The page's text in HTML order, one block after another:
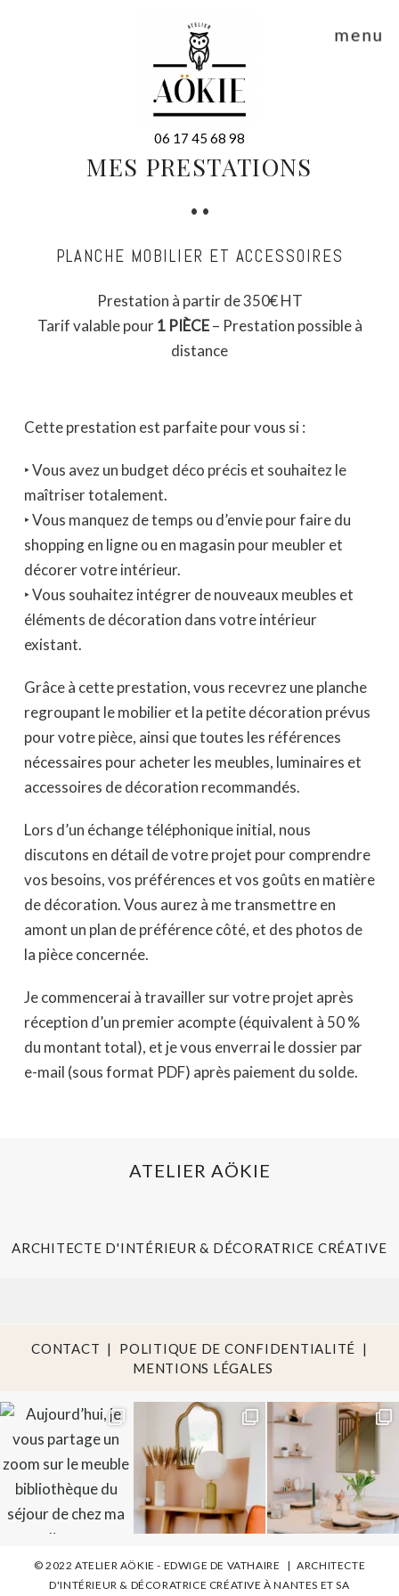
menu
06 17 45 68 98
MES PRESTATIONS
• •
PLANCHE MOBILIER ET ACCESSOIRES
Prestation à partir de 350€ HT
Tarif valable pour1 PIÈCE– Prestation possible à
distance
Cette prestation est parfaite pour vous si :
‣ Vous avez un budget déco précis et souhaitez le
maîtriser totalement.
‣ Vous manquez de temps ou d’envie pour faire du
shopping en ligne ou en magasin pour meubler et
décorer votre intérieur.
‣ Vous souhaitez intégrer de nouveaux meubles et
éléments de décoration dans votre intérieur
existant.
Grâce à cette prestation, vous recevrez une planche
regroupant le mobilier et la petite décoration prévus
pour votre pièce, ainsi que toutes les références
nécessaires pour acheter les meubles, luminaires et
accessoires de décoration recommandés.
Lors d’un échange téléphonique initial, nous
discutons en détail de votre projet pour comprendre
vos besoins, vos préférences et vos goûts en matière
de décoration. Vous aurez à me transmettre en
amont un plan de préférence côté, et des photos de
la pièce concernée.
Je commencerai à travailler sur votre projet après
réception d’un premier acompte (équivalent à 50 %
du montant total), et je vous enverrai le dossier par
e-mail (sous format PDF) après paiement du solde.
ATELIER AÖKIE
ARCHITECTE D'INTÉRIEUR & DÉCORATRICE CRÉATIVE
CONTACT | POLITIQUE DE CONFIDENTIALITÉ |
MENTIONS LÉGALES
© 2022 ATELIER AÖKIE - EDWIGE DE VATHAIRE | ARCHITECTE
D'INTÉRIEUR & DÉCORATRICE CRÉATIVE À NANTES ET SA